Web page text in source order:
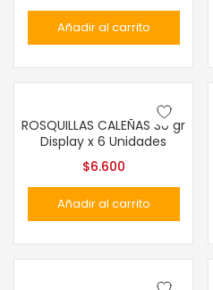
Añadir al carrito
ROSQUILLAS CALEÑAS 30 gr
Display x 6 Unidades
$6.600
Añadir al carrito